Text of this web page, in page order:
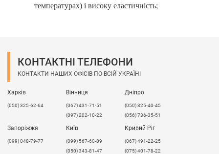
температурах) і високу еластичність;
В залежності від побажань клієнта завод може
На вибір клієнта: розмір, колір, наявність УФ-
Мінімальне замовлення від 3-х тонн.
КОНТАКТНІ ТЕЛЕФОНИ
КОНТАКТИ НАШИХ ОФІСІВ ПО ВСІЙ УКРАЇНІ
Харків
(050) 325-62-64
Вінниця
(067) 431-71-51
(097) 202-10-22
Дніпро
(050) 325-40-45
(056) 736-35-51
Запоріжжя
(099) 048-79-77
Київ
(099) 567-60-89
(050) 343-81-47
Кривий Ріг
(067) 491-22-25
(075) 401-78-22